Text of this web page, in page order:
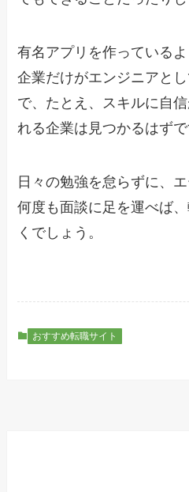
有名アプリを作っている
企業だけがエンジニアと
で、たとえ、スキルに自
れる企業は見つかるはずで
日々の勉強を怠らずに、
何度も面談に足を運べば
くでしょう。
おすすめ転職サイト